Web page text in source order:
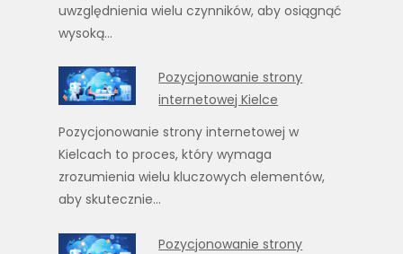
uwzględnienia wielu czynników, aby osiągnąć
wysoką…
Pozycjonowanie strony
internetowej Kielce
Pozycjonowanie strony internetowej w
Kielcach to proces, który wymaga
zrozumienia wielu kluczowych elementów,
aby skutecznie…
Pozycjonowanie strony